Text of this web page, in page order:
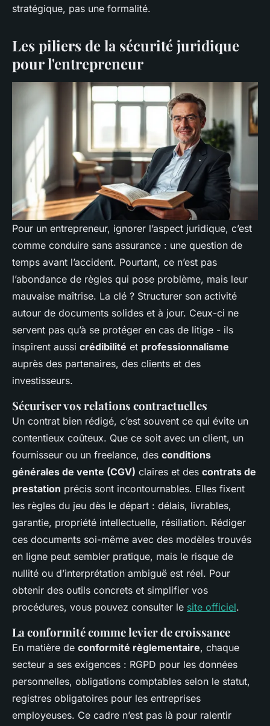
stratégique, pas une formalité.
Les piliers de la sécurité juridique
pour l'entrepreneur
Pour un entrepreneur, ignorer l’aspect juridique, c’est
comme conduire sans assurance : une question de
temps avant l’accident. Pourtant, ce n’est pas
l’abondance de règles qui pose problème, mais leur
mauvaise maîtrise. La clé ? Structurer son activité
autour de documents solides et à jour. Ceux-ci ne
servent pas qu’à se protéger en cas de litige - ils
inspirent aussi crédibilité et professionnalisme
auprès des partenaires, des clients et des
investisseurs.
Sécuriser vos relations contractuelles
Un contrat bien rédigé, c’est souvent ce qui évite un
contentieux coûteux. Que ce soit avec un client, un
fournisseur ou un freelance, des conditions
générales de vente (CGV) claires et des contrats de
prestation précis sont incontournables. Elles fixent
les règles du jeu dès le départ : délais, livrables,
garantie, propriété intellectuelle, résiliation. Rédiger
ces documents soi-même avec des modèles trouvés
en ligne peut sembler pratique, mais le risque de
nullité ou d’interprétation ambiguë est réel. Pour
obtenir des outils concrets et simplifier vos
procédures, vous pouvez consulter le site officiel.
La conformité comme levier de croissance
En matière de conformité règlementaire, chaque
secteur a ses exigences : RGPD pour les données
personnelles, obligations comptables selon le statut,
registres obligatoires pour les entreprises
employeuses. Ce cadre n’est pas là pour ralentir